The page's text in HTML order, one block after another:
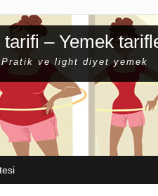
– Yemek
ve light diyet yemek